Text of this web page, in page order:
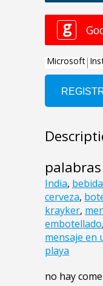
India, bebida
cerveza,
krayker,
embotellado,
mensaje en
playa
no hay